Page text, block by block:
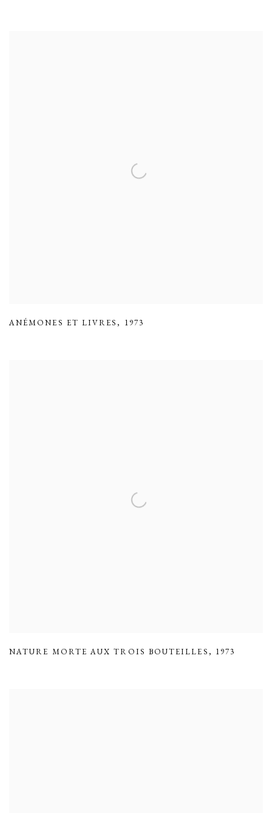
ANÉMONES ET LIVRES, 1973
NATURE MORTE AUX TROIS BOUTEILLES, 1973